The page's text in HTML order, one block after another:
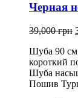
Черная
39,000грн
Шуба 90 см
короткий
Шуба
Пошив